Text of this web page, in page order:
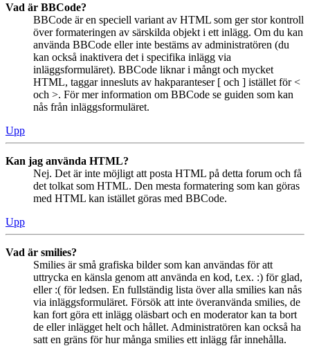
Vad är BBCode?
BBCode är en speciell variant av HTML som ger stor kontroll
över formateringen av särskilda objekt i ett inlägg. Om du kan
använda BBCode eller inte bestäms av administratören (du
kan också inaktivera det i specifika inlägg via
inläggsformuläret). BBCode liknar i mångt och mycket
HTML, taggar innesluts av hakparanteser [ och ] istället för <
och >. För mer information om BBCode se guiden som kan
nås från inläggsformuläret.
Upp
Kan jag använda HTML?
Nej. Det är inte möjligt att posta HTML på detta forum och få
det tolkat som HTML. Den mesta formatering som kan göras
med HTML kan istället göras med BBCode.
Upp
Vad är smilies?
Smilies är små grafiska bilder som kan användas för att
uttrycka en känsla genom att använda en kod, t.ex. :) för glad,
eller :( för ledsen. En fullständig lista över alla smilies kan nås
via inläggsformuläret. Försök att inte överanvända smilies, de
kan fort göra ett inlägg oläsbart och en moderator kan ta bort
de eller inlägget helt och hållet. Administratören kan också ha
satt en gräns för hur många smilies ett inlägg får innehålla.